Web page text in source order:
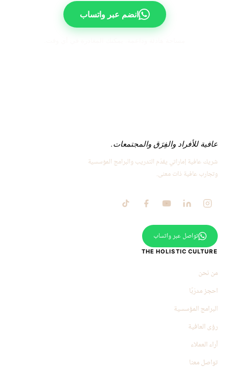
انضم عبر واتساب
عافية للأفراد والفِرَق والمجتمعات.
شريك عافية إماراتي يقدّم التدريب والبرامج المؤسسية
وتجارب عافية ذات معنى.
تواصل عبر واتساب
THE HOLISTIC CULTURE
من نحن
احجز مدرّبًا
البرامج المؤسسية
رؤى العافية
آراء العملاء
تواصل معنا